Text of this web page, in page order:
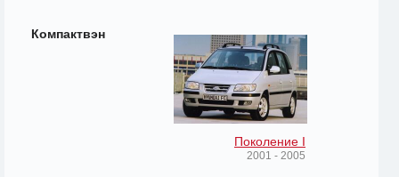
Компактвэн
Поколение I
2001 - 2005